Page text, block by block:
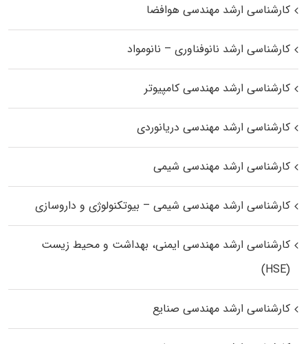
کارشناسی ارشد مهندسی هوافضا
کارشناسی ارشد نانوفناوری – نانومواد
کارشناسی ارشد مهندسی کامپیوتر
کارشناسی ارشد مهندسی دریانوردی
کارشناسی ارشد مهندسی شیمی
کارشناسی ارشد مهندسی شیمی – بیوتکنولوژی و داروسازی
کارشناسی ارشد مهندسی ایمنی، بهداشت و محیط زیست
(HSE)
کارشناسی ارشد مهندسی صنایع